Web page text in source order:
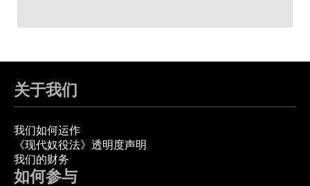
关于我们
我们如何运作
《现代奴役法》透明度声明
我们的财务
如何参与